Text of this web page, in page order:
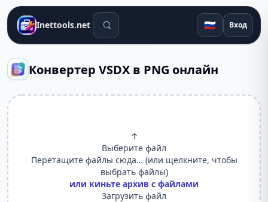
Inettools.net Поиск инструментов 🇷🇺 Вход
Конвертер VSDX в PNG онлайн
↑
Выберите файл
Перетащите файлы сюда… (или щелкните, чтобы
выбрать файлы)
или киньте архив с файлами
Загрузить файл